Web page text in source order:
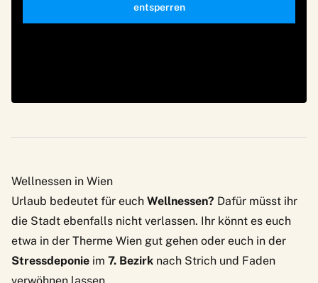
entsperren
Wellnessen in Wien
Urlaub bedeutet für euch Wellnessen? Dafür müsst ihr
die Stadt ebenfalls nicht verlassen. Ihr könnt es euch
etwa in der Therme Wien gut gehen oder euch in der
Stressdeponie im 7. Bezirk nach Strich und Faden